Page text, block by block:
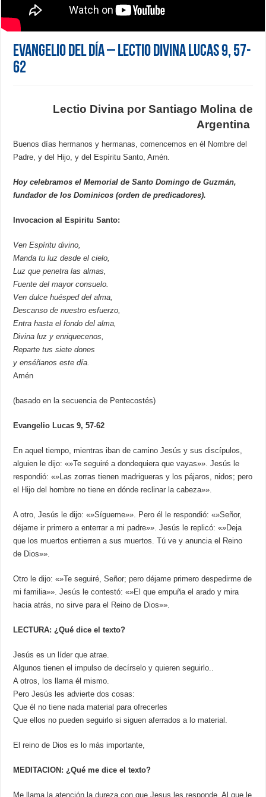
Evangelio del día – Lectio Divina Lucas 9, 57-
62
Lectio Divina por Santiago Molina de
Argentina
Buenos días hermanos y hermanas, comencemos en él Nombre del
Padre, y del Hijo, y del Espíritu Santo, Amén.
Hoy celebramos el Memorial de Santo Domingo de Guzmán,
fundador de los Dominicos (orden de predicadores).
Invocacion al Espiritu Santo:
Ven Espíritu divino,
Manda tu luz desde el cielo,
Luz que penetra las almas,
Fuente del mayor consuelo.
Ven dulce huésped del alma,
Descanso de nuestro esfuerzo,
Entra hasta el fondo del alma,
Divina luz y enriquecenos,
Reparte tus siete dones
y enséñanos este día.
Amén
(basado en la secuencia de Pentecostés)
Evangelio Lucas 9, 57-62
En aquel tiempo, mientras iban de camino Jesús y sus discípulos,
alguien le dijo: «»Te seguiré a dondequiera que vayas»». Jesús le
respondió: «»Las zorras tienen madrigueras y los pájaros, nidos; pero
el Hijo del hombre no tiene en dónde reclinar la cabeza»».
A otro, Jesús le dijo: «»Sígueme»». Pero él le respondió: «»Señor,
déjame ir primero a enterrar a mi padre»». Jesús le replicó: «»Deja
que los muertos entierren a sus muertos. Tú ve y anuncia el Reino
de Dios»».
Otro le dijo: «»Te seguiré, Señor; pero déjame primero despedirme de
mi familia»». Jesús le contestó: «»El que empuña el arado y mira
hacia atrás, no sirve para el Reino de Dios»».
LECTURA: ¿Qué dice el texto?
Jesús es un líder que atrae.
Algunos tienen el impulso de decírselo y quieren seguirlo..
A otros, los llama él mismo.
Pero Jesús les advierte dos cosas:
Que él no tiene nada material para ofrecerles
Que ellos no pueden seguirlo si siguen aferrados a lo material.
El reino de Dios es lo más importante,
MEDITACION: ¿Qué me dice el texto?
Me llama la atención la dureza con que Jesus les responde. Al que le